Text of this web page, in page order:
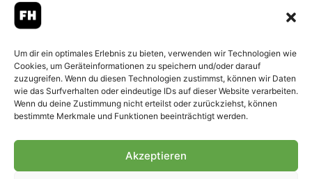
Um dir ein optimales Erlebnis zu bieten, verwenden wir Technologien wie
Cookies, um Geräteinformationen zu speichern und/oder darauf
zuzugreifen. Wenn du diesen Technologien zustimmst, können wir Daten
wie das Surfverhalten oder eindeutige IDs auf dieser Website verarbeiten.
Wenn du deine Zustimmung nicht erteilst oder zurückziehst, können
bestimmte Merkmale und Funktionen beeinträchtigt werden.
Akzeptieren
– Alle rechte vorbehalten.
Fohlen-Hautnah.de ist ein
offiziell eingetragenes Magazin
bei der Deutschen
Nationalbibliothek (ISSN 1868-
Weiterverarbeitung, auch
Genehmigung.